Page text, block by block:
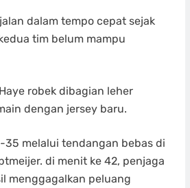
dalam tempo cepat sejak
tim belum mampu
robek dibagian leher
dengan jersey baru.
35 melalui tendangan bebas di
di menit ke 42, penjaga
menggagalkan peluang